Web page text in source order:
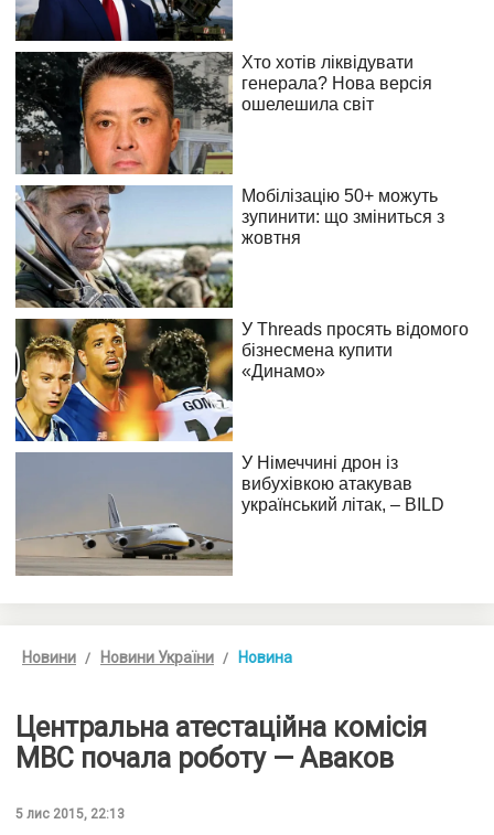
Новини Новини України Новина
Центральна атестаційна комісія
МВС почала роботу — Аваков
5 лис 2015, 22:13